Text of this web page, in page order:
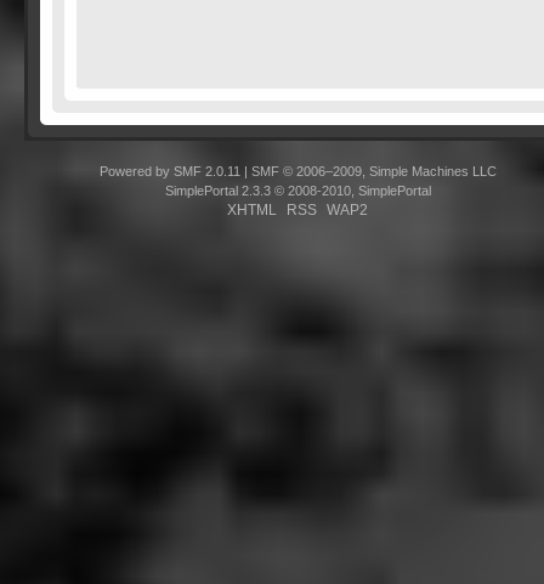
Powered by SMF 2.0.11
SMF © 2006–2009, Simple Machines LLC
SimplePortal 2.3.3 © 2008-2010, SimplePortal
XHTML RSS WAP2